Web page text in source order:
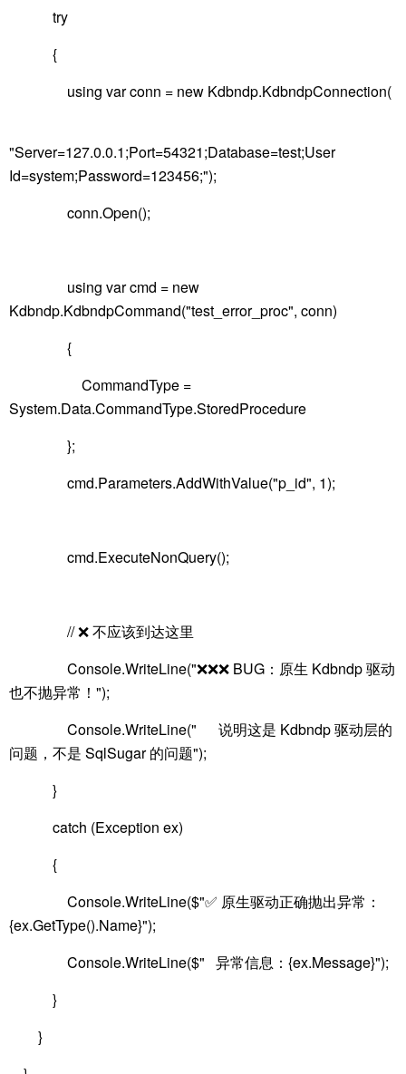
try
{
using var conn = new Kdbndp.KdbndpConnection(
"Server=127.0.0.1;Port=54321;Database=test;User
Id=system;Password=123456;");
conn.Open();
using var cmd = new
Kdbndp.KdbndpCommand("test_error_proc", conn)
{
CommandType =
System.Data.CommandType.StoredProcedure
};
cmd.Parameters.AddWithValue("p_id", 1);
cmd.ExecuteNonQuery();
// ❌ 不应该到达这里
Console.WriteLine("❌❌❌ BUG：原生 Kdbndp 驱动
也不抛异常！");
Console.WriteLine(" 说明这是 Kdbndp 驱动层的
问题，不是 SqlSugar 的问题");
}
catch (Exception ex)
{
Console.WriteLine($"✅ 原生驱动正确抛出异常：
{ex.GetType().Name}");
Console.WriteLine($" 异常信息：{ex.Message}");
}
}